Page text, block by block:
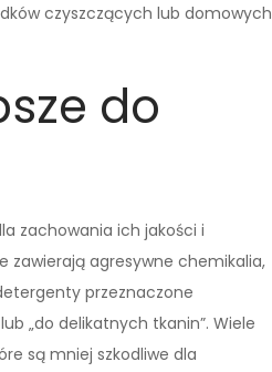
czyszczących lub domowych
do
zachowania ich jakości i
zawierają agresywne chemikalia,
przeznaczone
„do delikatnych tkanin”. Wiele
są mniej szkodliwe dla